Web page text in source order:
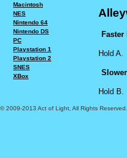
Macintosh
NES
Nintendo 64
Nintendo DS
PC
Playstation 1
Playstation 2
SNES
XBox
Faster
Hold A.
Hold B.
© 2009-2013 Act of Light, All Rights Reserved.